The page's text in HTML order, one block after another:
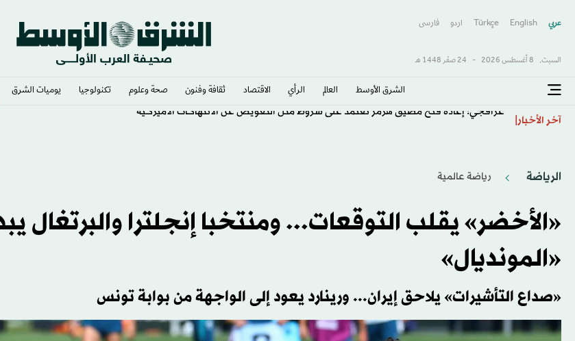
عربي English
Türkçe اردو فارسى
السبت, 8 أغسطس 2026 - 24 صفَر 1448 هـ
الشرق الأوسط​ العالم الرأي الاقتصاد ثقافة وفنون صحة وعلوم تكنولوجيا يوميات الشرق​
آخر الأخبار عراقجي: إعادة فتح مضيق هرمز تعتمد على شروط مثل التعويض عن الانتهاكات الأميركية
الرياضة رياضة عالمية
«الأخضر» يقلب التوقعات... ومنتخبا إنجلترا والبرتغال
«المونديال»
«صداع التأشيرات» يلاحق إيران... ورينارد يعود إلى الواجهة من بوابة تونس